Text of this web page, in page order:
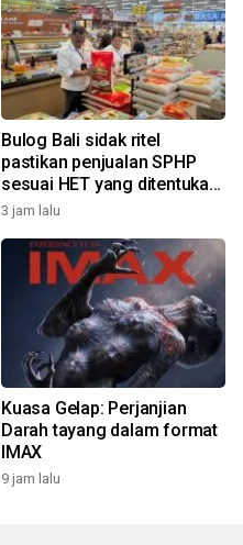
Bulog Bali sidak ritel
pastikan penjualan SPHP
sesuai HET yang ditentukan
pemerintah
3 jam lalu
Kuasa Gelap: Perjanjian
Darah tayang dalam format
IMAX
9 jam lalu